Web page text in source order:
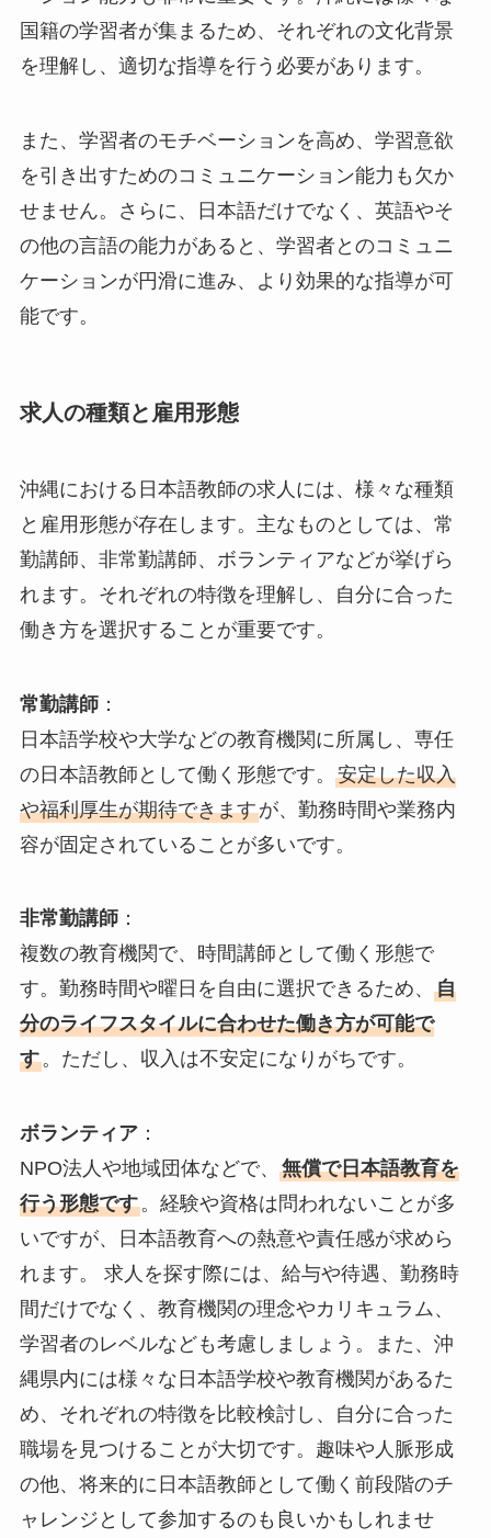
国籍の学習者が集まるため、それぞれの文化背景
を理解し、適切な指導を行う必要があります。
また、学習者のモチベーションを高め、学習意欲
を引き出すためのコミュニケーション能力も欠か
せません。さらに、日本語だけでなく、英語やそ
の他の言語の能力があると、学習者とのコミュニ
ケーションが円滑に進み、より効果的な指導が可
能です。
求人の種類と雇用形態
沖縄における日本語教師の求人には、様々な種類
と雇用形態が存在します。主なものとしては、常
勤講師、非常勤講師、ボランティアなどが挙げら
れます。それぞれの特徴を理解し、自分に合った
働き方を選択することが重要です。
常勤講師：
日本語学校や大学などの教育機関に所属し、専任
の日本語教師として働く形態です。 安定した収入
や福利厚生が期待できますが、勤務時間や業務内
容が固定されていることが多いです。
非常勤講師：
複数の教育機関で、時間講師として働く形態で
す。勤務時間や曜日を自由に選択できるため、 自
分のライフスタイルに合わせた働き方が可能で
す。ただし、収入は不安定になりがちです。
ボランティア：
NPO法人や地域団体などで、 無償で日本語教育を
行う形態です。経験や資格は問われないことが多
いですが、日本語教育への熱意や責任感が求めら
れます。 求人を探す際には、給与や待遇、勤務時
間だけでなく、教育機関の理念やカリキュラム、
学習者のレベルなども考慮しましょう。また、沖
縄県内には様々な日本語学校や教育機関があるた
め、それぞれの特徴を比較検討し、自分に合った
職場を見つけることが大切です。趣味や人脈形成
の他、将来的に日本語教師として働く前段階のチ
ャレンジとして参加するのも良いかもしれませ